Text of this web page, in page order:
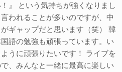
』 という気持ちが強くなりまし
われることが多いのですが、中
ギャップだと思います（笑） 韓
語の勉強も頑張っています。い
うに頑張りたいです！ ライブを
、みんなと一緒に最高に楽しい